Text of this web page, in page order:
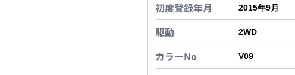
初度登録年月 2015年9月
駆動 2WD
カラーNo V09